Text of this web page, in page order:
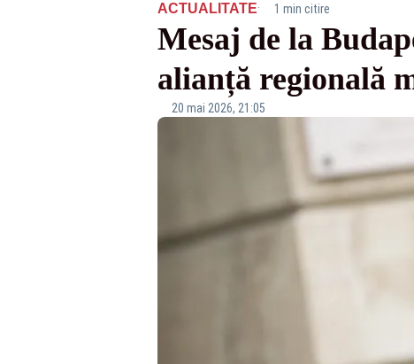
ACTUALITATE· 1 min citire
Mesaj de la
alianță regională
20 mai 2026, 21:05